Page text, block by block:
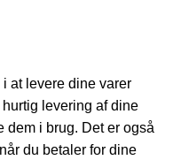
at levere dine varer
levering af dine
dem i brug. Det er også
du betaler for dine